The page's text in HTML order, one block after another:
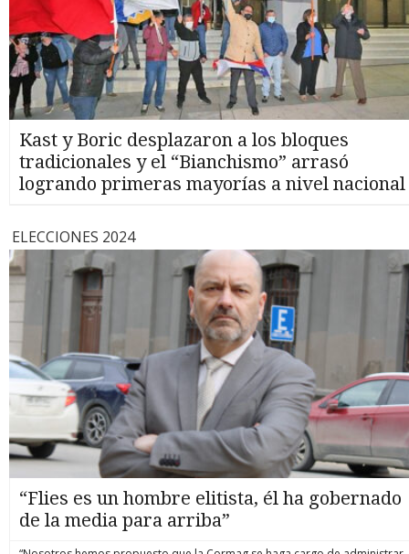
Kast y Boric desplazaron a los bloques
tradicionales y el “Bianchismo” arrasó
logrando primeras mayorías a nivel nacional
ELECCIONES 2024
“Flies es un hombre elitista, él ha gobernado
de la media para arriba”